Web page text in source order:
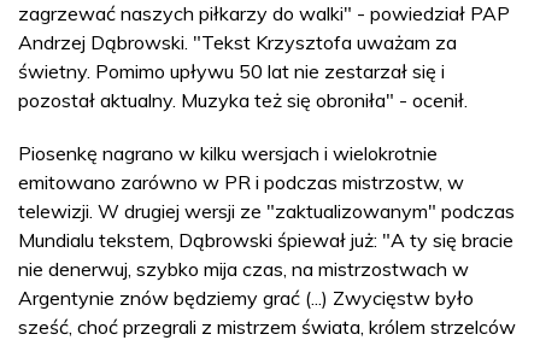
zagrzewać naszych piłkarzy do walki" - powiedział PAP
Andrzej Dąbrowski. "Tekst Krzysztofa uważam za
świetny. Pomimo upływu 50 lat nie zestarzał się i
pozostał aktualny. Muzyka też się obroniła" - ocenił.
Piosenkę nagrano w kilku wersjach i wielokrotnie
emitowano zarówno w PR i podczas mistrzostw, w
telewizji. W drugiej wersji ze "zaktualizowanym" podczas
Mundialu tekstem, Dąbrowski śpiewał już: "A ty się bracie
nie denerwuj, szybko mija czas, na mistrzostwach w
Argentynie znów będziemy grać (...) Zwycięstw było
sześć, choć przegrali z mistrzem świata, królem strzelców